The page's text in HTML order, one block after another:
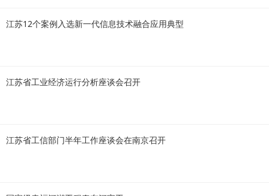
江苏12个案例入选新一代信息技术融合应用典型
江苏省工业经济运行分析座谈会召开
江苏省工信部门半年工作座谈会在南京召开